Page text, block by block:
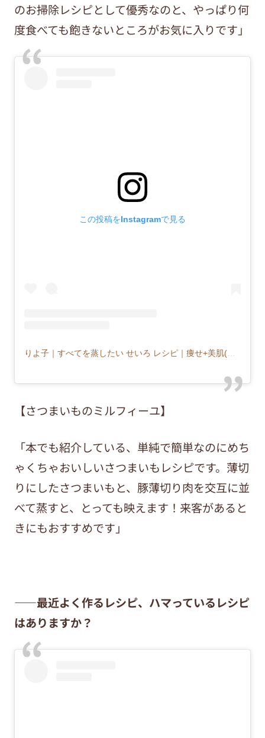
のお掃除レシピとして優秀なのと、やっぱり何
度食べても飽きないところがお気に入りです」
この投稿をInstagramで見る
りよ子｜すべてを蒸したい せいろ レシピ｜痩せ+美肌(@musu_riyoco)がシェアした投稿
【さつまいものミルフィーユ】
「本でも紹介している、単純で簡単なのにめち
ゃくちゃおいしいさつまいもレシピです。薄切
りにしたさつまいもと、豚薄切り肉を交互に並
べて蒸すと、とっても映えます！来客があると
きにもおすすめです」
——最近よく作るレシピ、ハマっているレシピ
はありますか？